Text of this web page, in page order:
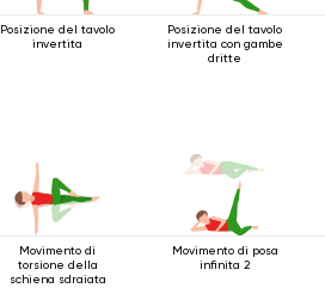
Posizione del tavolo
invertita
Posizione del tavolo
invertita con gambe
dritte
Movimento di
torsione della
schiena sdraiata
Movimento di posa
infinita 2